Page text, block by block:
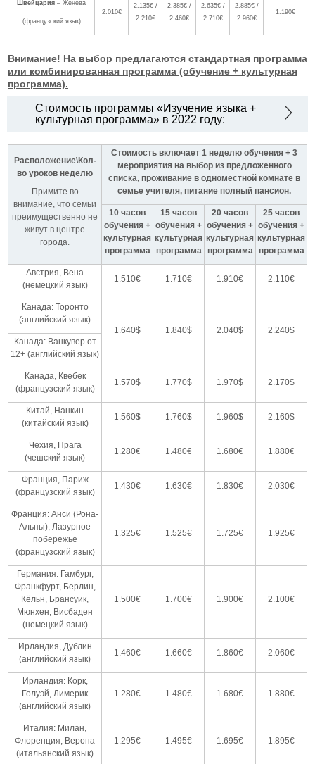
Швейцария – Женева
(французский язык)
2.010€
2.135€ /
2.210€
2.385€ /
2.460€
2.635€ /
2.710€
2.885€ /
2.960€
1.190€
Внимание! На выбор предлагаются стандартная программа
или комбинированная программа (обучение + культурная
программа).
Стоимость программы «Изучение языка +
культурная программа» в 2022 году:
Расположение\Кол-
во уроков неделю
Примите во
внимание, что семьи
преимущественно не
живут в центре
города.
Стоимость включает 1 неделю обучения + 3
мероприятия на выбор из предложенного
списка, проживание в одноместной комнате в
семье учителя, питание полный пансион.
10 часов
обучения +
культурная
программа
15 часов
обучения +
культурная
программа
20 часов
обучения +
культурная
программа
25 часов
обучения +
культурная
программа
Австрия, Вена
(немецкий язык)
1.510€ 1.710€ 1.910€ 2.110€
Канада: Торонто
(английский язык)
1.640$
1.840$ 2.040$
2.240$
Канада: Ванкувер от
12+ (английский язык)
Канада, Квебек
(французский язык)
1.570$ 1.770$ 1.970$ 2.170$
Китай, Нанкин
(китайский язык)
1.560$ 1.760$ 1.960$ 2.160$
Чехия, Прага
(чешский язык)
1.280€ 1.480€ 1.680€ 1.880€
Франция, Париж
(французский язык)
1.430€ 1.630€ 1.830€ 2.030€
Франция: Анси (Рона-
Альпы), Лазурное
побережье
(французский язык)
1.325€ 1.525€ 1.725€ 1.925€
Германия: Гамбург,
Франкфурт, Берлин,
Кёльн, Брансуик,
Мюнхен, Висбаден
(немецкий язык)
1.500€ 1.700€ 1.900€ 2.100€
Ирландия, Дублин
(английский язык)
1.460€ 1.660€ 1.860€ 2.060€
Ирландия: Корк,
Голуэй, Лимерик
(английский язык)
1.280€ 1.480€ 1.680€ 1.880€
Италия: Милан,
Флоренция, Верона
(итальянский язык)
1.295€ 1.495€ 1.695€ 1.895€